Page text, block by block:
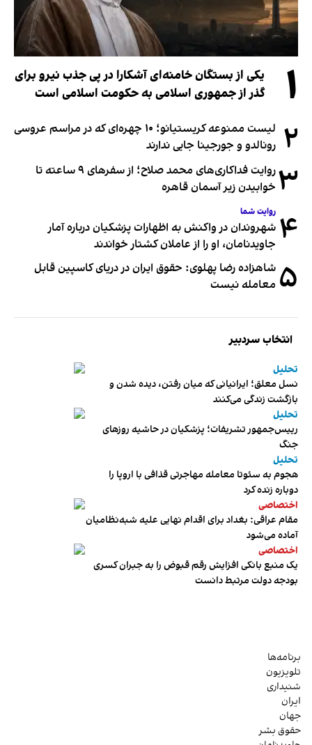
۱
یکی از بستگان خامنه‌ای آشکارا در پی جذب نیرو برای
گذر از جمهوری اسلامی به حکومت اسلامی است
۲
لیست ممنوعه کریستیانو؛ ۱۰ چهره‌ای که در مراسم عروسی
رونالدو و جورجینا جایی ندارند
۳
روایت فداکاری‌های محمد صلاح؛ از سفرهای ۹ ساعته تا
خوابیدن زیر آسمان قاهره
۴ روایت شما
شهروندان در واکنش به اظهارات پزشکیان درباره آمار
جاویدنامان، او را از عاملان کشتار خواندند
۵ شاهزاده رضا پهلوی: حقوق ایران در دریای کاسپین قابل
معامله نیست
انتخاب سردبیر
تحلیل
نسل معلق؛ ایرانیانی که میان رفتن، دیده شدن و
بازگشت زندگی می‌کنند
تحلیل
رییس‌جمهور تشریفات؛ پزشکیان در حاشیه روزهای
جنگ
تحلیل
هجوم به سئوتا معامله مهاجرتی قذافی با اروپا را
دوباره زنده کرد
اختصاصی
مقام عراقی: بغداد برای اقدام نهایی علیه شبه‌نظامیان
آماده می‌شود
اختصاصی
یک منبع بانکی افزایش رقم قبوض را به جبران کسری
بودجه دولت مرتبط دانست
برنامه‌ها
تلویزیون
شنیداری
ایران
جهان
حقوق بشر